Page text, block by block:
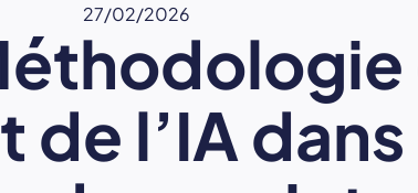
27/02/2026
de l’IA dans